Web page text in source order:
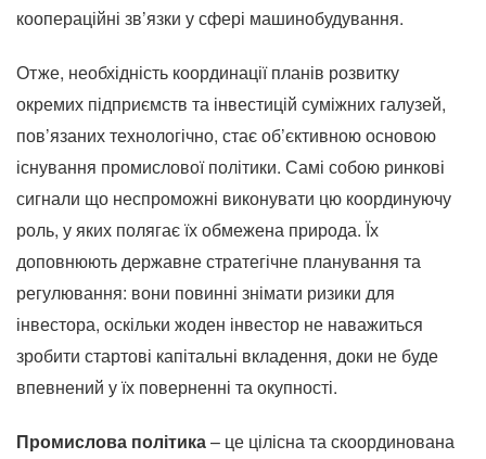
коопераційні зв’язки у сфері машинобудування.
Отже, необхідність координації планів розвитку
окремих підприємств та інвестицій суміжних галузей,
пов’язаних технологічно, стає об’єктивною основою
існування промислової політики. Самі собою ринкові
сигнали що неспроможні виконувати цю координуючу
роль, у яких полягає їх обмежена природа. Їх
доповнюють державне стратегічне планування та
регулювання: вони повинні знімати ризики для
інвестора, оскільки жоден інвестор не наважиться
зробити стартові капітальні вкладення, доки не буде
впевнений у їх поверненні та окупності.
Промислова політика– це цілісна та скоординована